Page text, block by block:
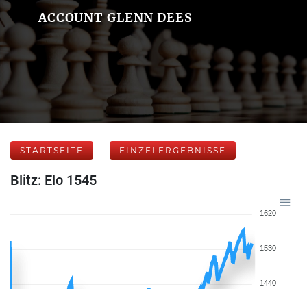
ACCOUNT GLENN DEES
STARTSEITE EINZELERGEBNISSE
Blitz: Elo 1545
1620
1530
1440